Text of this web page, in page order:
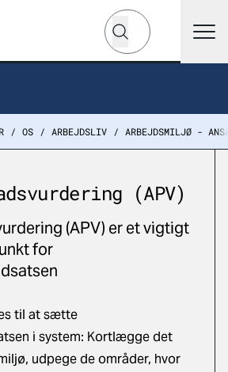
Hvad leder du efter?
Søg
OS ARBEJDSLIV ARBEJDSMILJØ -
(APV)
(APV) er et vigtigt
for
til at sætte
i system: Kortlægge det
udpege de områder, hvor